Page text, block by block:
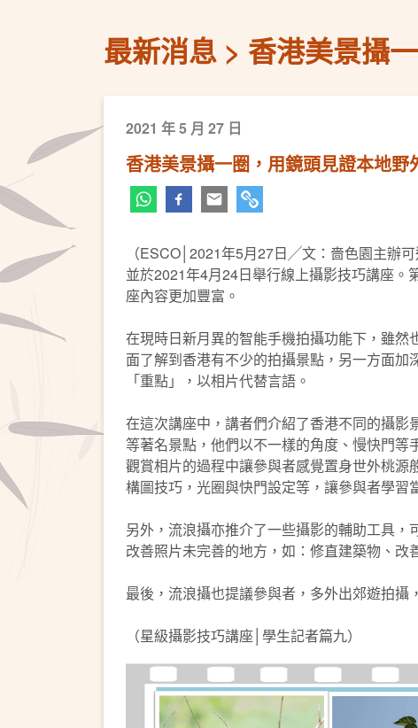
最新消息 香港美景攝
2021 年 5 月 27 日
香港美景攝一圈，用鏡頭見證本地野
（ESCO│2021年5月27日╱文：嗇色園主辦
並於2021年4月24日舉行線上攝影技巧講座
座內容更加豐富。
在現時日新月異的智能手機拍攝功能下，雖
面了解到香港有不少的拍攝景點，另一方面
「重點」，以相片代替言語。
在這次講座中，講者們介紹了香港不同的攝
等著名景點，他們以不一樣的角度、慢快門
觀賞相片的過程中讓參與者感覺置身世外桃
構圖技巧，光圈與快門設定等，讓參與者學習
另外，流浪攝亦推介了一些攝影的輔助工具
改善照片未完善的地方，如：修直建築物、
最後，流浪攝也提議參與者，多外出郊遊拍
（星級攝影技巧講座│學生記者篇九）